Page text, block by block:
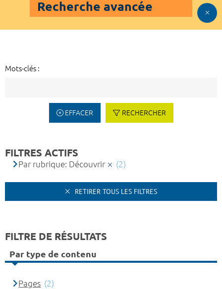
Recherche avancée
Mots-clés :
EFFACER RECHERCHER
FILTRES ACTIFS
Par rubrique: Découvrir (2)
RETIRER TOUS LES FILTRES
FILTRE DE RÉSULTATS
Par type de contenu
Pages (2)